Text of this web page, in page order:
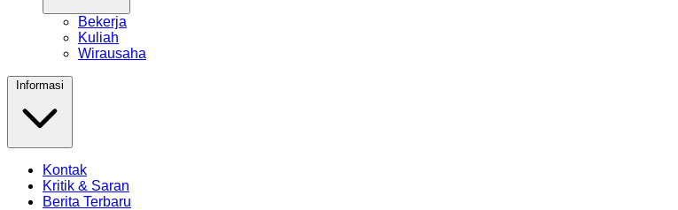
Bekerja
Kuliah
Wirausaha
Kontak
Kritik & Saran
Berita Terbaru